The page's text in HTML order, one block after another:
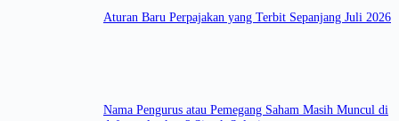
Aturan Baru Perpajakan yang Terbit Sepanjang Juli 2026
Nama Pengurus atau Pemegang Saham Masih Muncul di